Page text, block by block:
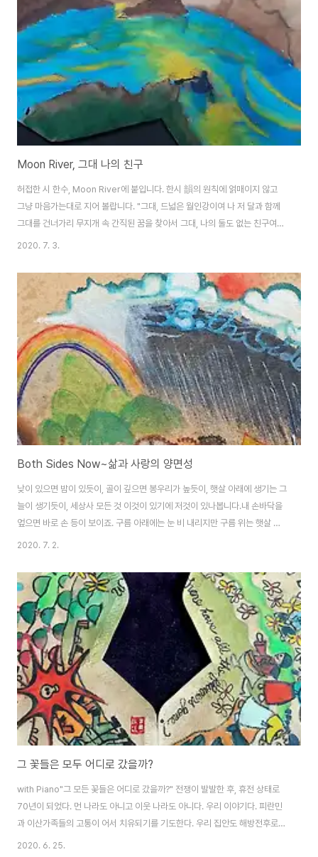
물감을 갖고, 딸 아이가 중학교 시절에 쓰다 서랍 속에 내버려둔 파스텔ㆍ색연
필을 찾아 그림을 그리기 시작하였답니다. 그저 어릴 적부터 좋아서 듣고 불렀
던 노래를 그렸죠. 추억을 더듬다..
Moon River, 그대 나의 친구
허접한 시 한수, Moon River에 붙입니다. 한시 韻의 원칙에 얽매이지 않고
그냥 마음가는대로 지어 볼랍니다. "그대, 드넓은 월인강이여 나 저 달과 함께
그대를 건너가리 무지개 속 간직된 꿈을 찾아서 그대, 나의 둘도 없는 친구여"
(你寬月印江 / 我與月渡你 尋彩虹抱夢 / 你是我至親) Moon river,
some day 나, 언젠가는 멋지게 그대를 건너리 Oh, dream maker, you
heart breaker 오, 나의 꿈이여, 내 마음의 고통이여 Wherever you're
goin', I'm goin' your way 그대 어디를 가든, 나 그대 길을 따르리 Two
drifters..
2020. 7. 3.
Both Sides Now~삶과 사랑의 양면성
낮이 있으면 밤이 있듯이, 골이 깊으면 봉우리가 높듯이, 햇살 아래에 생기는 그
늘이 생기듯이, 세상사 모든 것 이것이 있기에 저것이 있나봅니다.내 손바닥을
엎으면 바로 손 등이 보이죠. 구름 아래에는 눈 비 내리지만 구름 위는 햇살 속
에 온통 천사의 머리결이며 아이스크림 성과 같네요. 주고 받는 사랑도 이러하
다하면 내리막 길이 시작되듯이 삶도 그러한가 봅니다. 내리막 인생이지만 큰
맘먹고 내 몸 한 번 돌아서면 다시 오르막 길이죠. 세상사 모든 것, '얻은 것은
본래 있었던 것이고, 잃은 것은 본래 내게 없었던 것(得之本有 失之本無)'이
랍니다그렇게 여기자고요. 같은 일이라도 '~때문에' 보다, '~덕분에' 다행이라
여깁시다. ..
2020. 7. 2.
그 꽃들은 모두 어디로 갔을까?
with Piano"그 모든 꽃들은 어디로 갔을까?" 전쟁이 발발한 후, 휴전 상태로
70년이 되었다. 먼 나라도 아니고 이웃 나라도 아니다. 우리 이야기다. 피란민
과 이산가족들의 고통이 어서 치유되기를 기도한다. 우리 집안도 해방전후로
만주에서 이산가족이 되었다. 만주땅에 증조부 계시고, 북한에 종조부모님이,
2020. 6. 25.